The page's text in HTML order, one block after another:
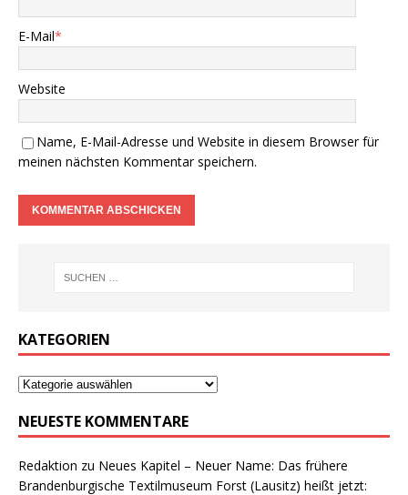
E-Mail*
Website
Name, E-Mail-Adresse und Website in diesem Browser für
meinen nächsten Kommentar speichern.
KATEGORIEN
NEUESTE KOMMENTARE
Redaktion zu Neues Kapitel – Neuer Name: Das frühere
Brandenburgische Textilmuseum Forst (Lausitz) heißt jetzt: